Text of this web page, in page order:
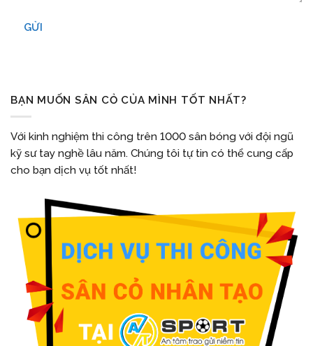
GỬI
BẠN MUỐN SÂN CỎ CỦA MÌNH TỐT NHẤT?
Với kinh nghiệm thi công trên 1000 sân bóng với đội ngũ
kỹ sư tay nghề lâu năm. Chúng tôi tự tin có thể cung cấp
cho bạn dịch vụ tốt nhất!